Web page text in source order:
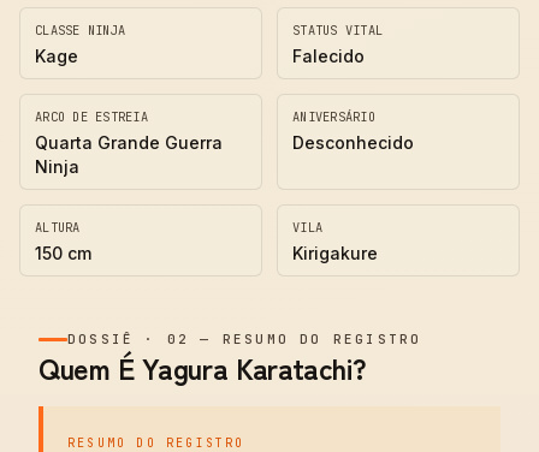
CLASSE NINJA
Kage
STATUS VITAL
Falecido
ARCO DE ESTREIA
Quarta Grande Guerra
Ninja
ANIVERSÁRIO
Desconhecido
ALTURA
150 cm
VILA
Kirigakure
DOSSIÊ · 02 — RESUMO DO REGISTRO
Quem É Yagura Karatachi?
RESUMO DO REGISTRO